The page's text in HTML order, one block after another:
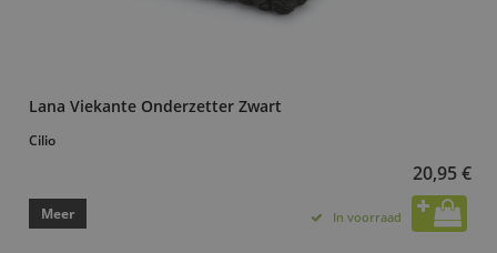
Lana Viekante Onderzetter Zwart
Cilio
20,95 €
Meer In voorraad